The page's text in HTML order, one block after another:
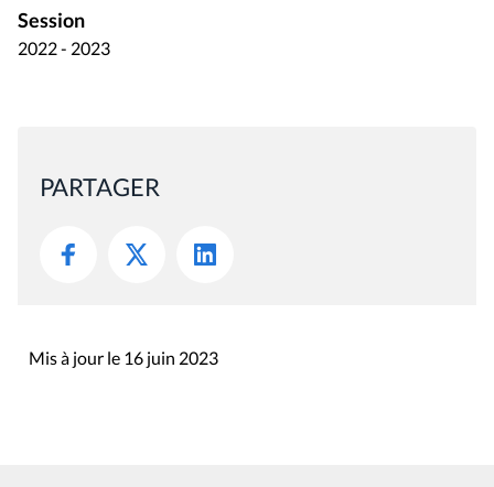
Session
2022 - 2023
PARTAGER
Mis à jour le 16 juin 2023